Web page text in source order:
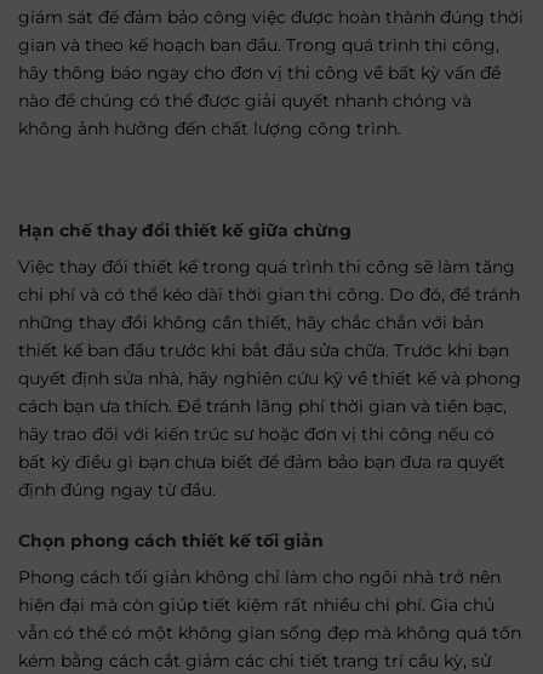
giám sát để đảm bảo công việc được hoàn thành đúng thời
gian và theo kế hoạch ban đầu. Trong quá trình thi công,
hãy thông báo ngay cho đơn vị thi công về bất kỳ vấn đề
nào để chúng có thể được giải quyết nhanh chóng và
không ảnh hưởng đến chất lượng công trình.
Hạn chế thay đổi thiết kế giữa chừng
Việc thay đổi thiết kế trong quá trình thi công sẽ làm tăng
chi phí và có thể kéo dài thời gian thi công. Do đó, để tránh
những thay đổi không cần thiết, hãy chắc chắn với bản
thiết kế ban đầu trước khi bắt đầu sửa chữa. Trước khi bạn
quyết định sửa nhà, hãy nghiên cứu kỹ về thiết kế và phong
cách bạn ưa thích. Để tránh lãng phí thời gian và tiền bạc,
hãy trao đổi với kiến trúc sư hoặc đơn vị thi công nếu có
bất kỳ điều gì bạn chưa biết để đảm bảo bạn đưa ra quyết
định đúng ngay từ đầu.
Chọn phong cách thiết kế tối giản
Phong cách tối giản không chỉ làm cho ngôi nhà trở nên
hiện đại mà còn giúp tiết kiệm rất nhiều chi phí. Gia chủ
vẫn có thể có một không gian sống đẹp mà không quá tốn
kém bằng cách cắt giảm các chi tiết trang trí cầu kỳ, sử